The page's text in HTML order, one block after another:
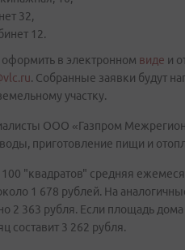
32,
12.
в электронном виде и
. Собранные заявки будут
участку.
ООО «Газпром
приготовление пищи и
"квадратов" средняя
1 678 рублей. На
2 363 рубля. Если площадь
составит 3 262 рубля.